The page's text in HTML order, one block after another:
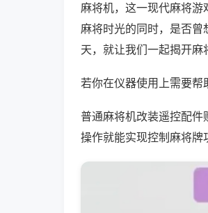
麻将机，这一现代麻将
麻将时光的同时，是否
天，就让我们一起揭开麻
若你在仪器使用上需要帮
普通麻将机改装遥控配
操作就能实现控制麻将牌